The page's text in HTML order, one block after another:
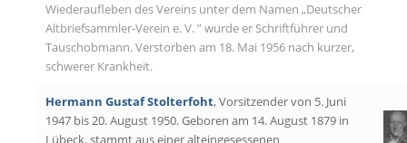
Wiederaufleben des Vereins unter dem Namen „Deutscher
Altbriefsammler-Verein e. V. ” wurde er Schriftführer und
Tauschobmann. Verstorben am 18. Mai 1956 nach kurzer,
schwerer Krankheit.
Hermann Gustaf Stolterfoht, Vorsitzender von 5. Juni
1947 bis 20. August 1950. Geboren am 14. August 1879 in
Lübeck, stammt aus einer alteingesessenen